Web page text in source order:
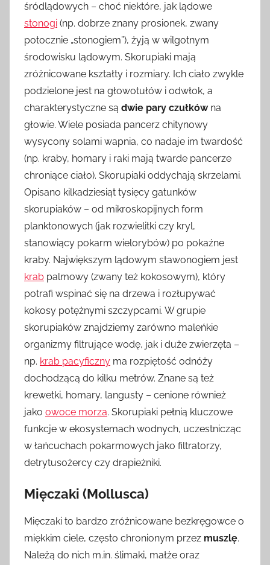
śródlądowych – choć niektóre, jak lądowe
stonogi (np. dobrze znany prosionek, zwany
potocznie „stonogiem”), żyją w wilgotnym
środowisku lądowym. Skorupiaki mają
zróżnicowane kształty i rozmiary. Ich ciało zwykle
podzielone jest na głowotułów i odwłok, a
charakterystyczne są dwie pary czułkówna
głowie. Wiele posiada pancerz chitynowy
wysycony solami wapnia, co nadaje im twardość
(np. kraby, homary i raki mają twarde pancerze
chroniące ciało). Skorupiaki oddychają skrzelami.
Opisano kilkadziesiąt tysięcy gatunków
skorupiaków – od mikroskopijnych form
planktonowych (jak rozwielitki czy kryl,
stanowiący pokarm wielorybów) po pokaźne
kraby. Największym lądowym stawonogiem jest
krab palmowy (zwany też kokosowym), który
potrafi wspinać się na drzewa i rozłupywać
kokosy potężnymi szczypcami. W grupie
skorupiaków znajdziemy zarówno maleńkie
organizmy filtrujące wodę, jak i duże zwierzęta –
np. krab pacyficzny ma rozpiętość odnóży
dochodzącą do kilku metrów. Znane są też
krewetki, homary, langusty – cenione również
jako owoce morza. Skorupiaki pełnią kluczowe
funkcje w ekosystemach wodnych, uczestnicząc
w łańcuchach pokarmowych jako filtratorzy,
detrytusożercy czy drapieżniki.
Mięczaki (Mollusca)
Mięczaki to bardzo zróżnicowane bezkręgowce o
miękkim ciele, często chronionym przez muszlę.
Należą do nich m.in. ślimaki, małże oraz